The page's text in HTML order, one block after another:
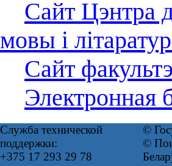
Сайт Цэнтра
мовы і
Сайт
Электронная
Служба технической
поддержки:
+375 17 293 29 78
©
©